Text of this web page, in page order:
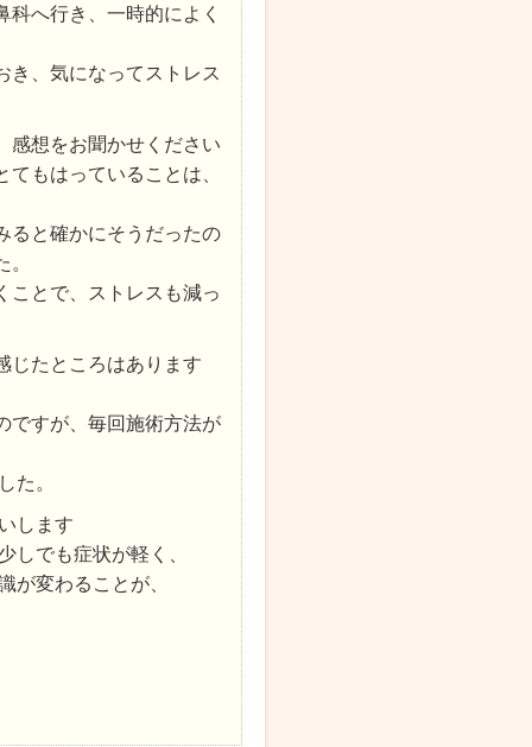
科へ行き、一時的によく
き、気になってストレス
感想をお聞かせください
もはっていることは、
ると確かにそうだったの
ことで、ストレスも減っ
じたところはあります
ですが、毎回施術方法が
た。
します
しでも症状が軽く、
が変わることが、